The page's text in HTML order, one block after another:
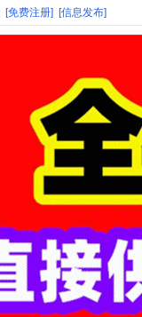
[免费注册] [信息发布]